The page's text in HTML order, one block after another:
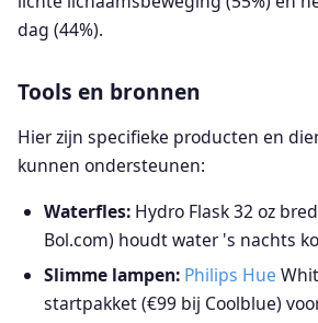
dag (44%).
Tools en bronnen
Hier zijn specifieke producten en
kunnen ondersteunen:
Waterfles: Hydro Flask 32 oz
Bol.com) houdt water 's nachts
Slimme lampen: Philips Hue
startpakket (€99 bij Coolblue)